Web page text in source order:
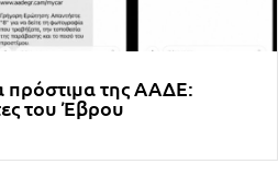
πρόστιμα της ΑΑΔΕ:
του Έβρου